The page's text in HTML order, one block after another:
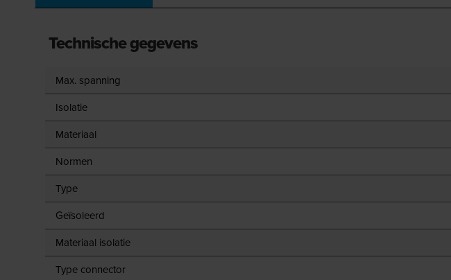
Technische gegevens
Max. spanning
Isolatie
Materiaal
Normen
Type
Geïsoleerd
Materiaal isolatie
Type connector